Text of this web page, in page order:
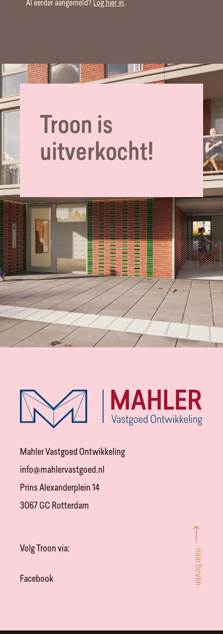
Troon is
uitverkocht!
Mahler Vastgoed Ontwikkeling
info@mahlervastgoed.nl
Prins Alexanderplein 14
3067 GC Rotterdam
Volg Troon via:
Facebook naar boven